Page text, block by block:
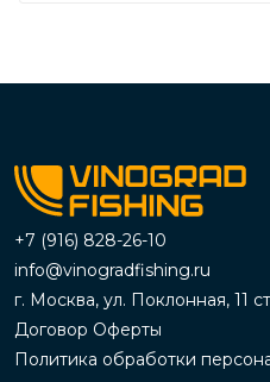
+7 (916) 828-26-10
info@vinogradfishing.ru
г. Москва, ул. Поклонная, 11
Договор Оферты
Политика обработки